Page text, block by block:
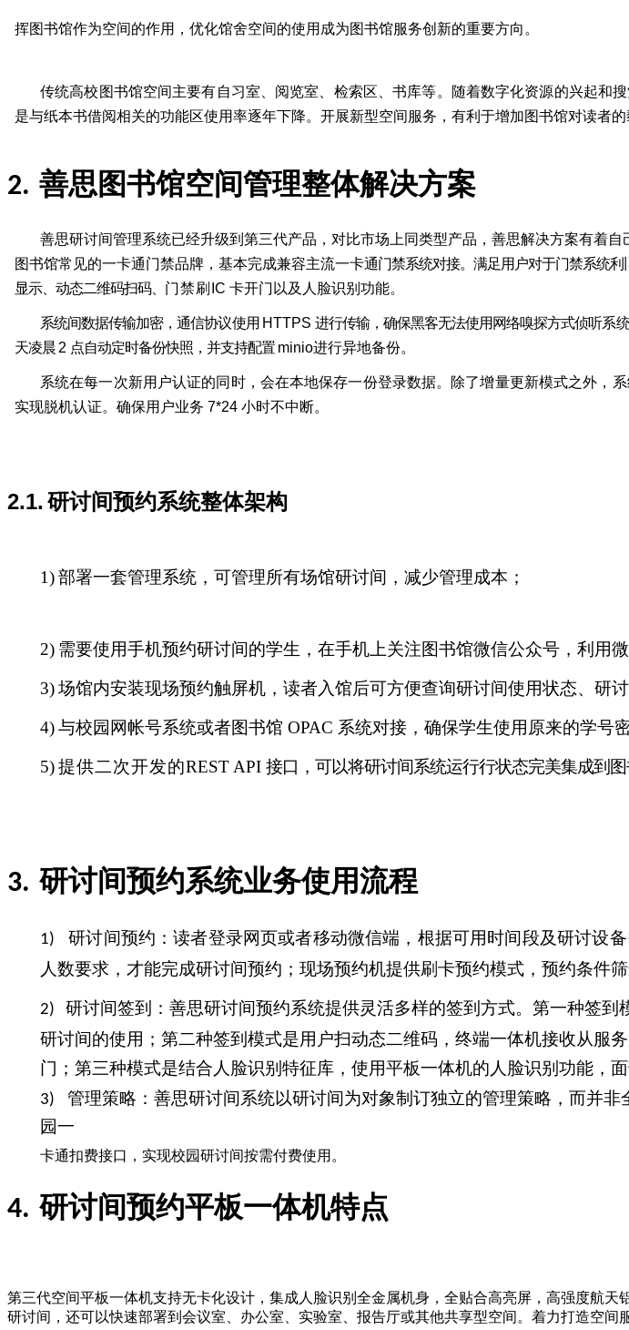
挥图书馆作为空间的作用，优化馆舍空间的使⽤ 成为图书馆服务创新的重要⽅向。
传统高校图书馆空间主要有自习室、阅览室、检索区、书库等。随着数字化资源的兴起
是与纸本书借阅相关的功能区使用率逐年下降。开展新型空间服务，有利于增加图书馆对读者的
2. 善思图书馆空间管理整体解决方案
善思研讨间管理系统已经升级到第三代产品，对比市场上同类型产品，善思解决方案有着自
图书馆常见的一卡通门禁品牌，基本完成兼容主流一卡通门禁系统对接。满足用户对于门禁系统
显示、动态二维码扫码、 门禁刷 C 卡开门以及人脸识别功能。
系统间数据传输加密，通信协议使用 HTTPS 进行传输，确保黑客无法使用网络嗅探方式侦听系
天凌晨 2 点自动定时备份快照，并支持配置 minio进行异地备份。
系统在每一次新用户认证的同时，会在本地保存一份登录数据。除了增量更新模式之外，
实现脱机认证。确保用户业务 7*24 小时不中断。
2.1. 研讨间预约系统整体架构
1)部署一套管理系统，可管理所有场馆研讨间，减少管理成本；
2) 需要使用手机预约研讨间的学生，在手机上关注图书馆微信公众号，利用
3)场馆内安装现场预约触屏机，读者入馆后可方便查询研讨间使用状态、研
4)与校园网帐号系统或者图书馆 OPAC 系统对接，确保学生使用原来的学号
5)提供二次开发的REST API 接口，可以将研讨间系统运行行状态完美集成到图
3. 研讨间预约系统业务使用流程
1)
研讨间预约：读者登录网页或者移动微信端，根据可用时间段及研讨设
人数要求，才能完成研讨间预约；现场预约机提供刷卡预约模式，预约条件
2)
研讨间签到：善思研讨间预约系统提供灵活多样的签到方式。第一种签
研讨间的使用；第二种签到模式是用户扫动态二维码，终端一体机接收从服务
门； 第三种模式是结合人脸识别特征库，使用平板一体机的人脸识别功能，
3)
管理策略：善思研讨间系统以研讨间为对象制订独立的管理策略，而并
园一
卡通扣费接口，实现校园研讨间按需付费使用。
4. 研讨间预约平板一体机特点
第三代空间平板一体机支持无卡化设计，集成人脸识别全金属机身，全贴合高亮屏，高强度航
研讨间，还可以快速部署到会议室、办公室、实验室、报告厅或其他共享型空间。着力打造空间